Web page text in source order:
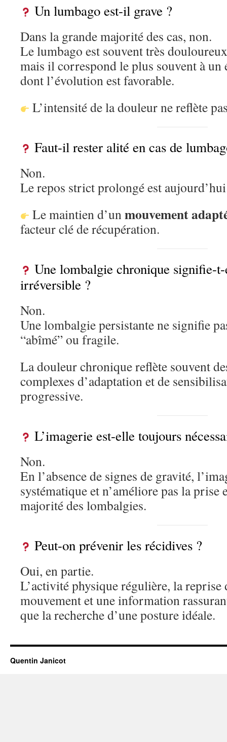
Un lumbago est-il grave ?
Dans la grande majorité des cas, non.
Le lumbago est souvent très
mais il correspond le plus souvent à un
dont l’évolution est favorable.
L’intensité de la douleur ne reflète
Faut-il rester alité en cas de
Non.
Le repos strict prolongé est
Le maintien d’unmouvement
facteur clé de récupération.
Une lombalgie chronique signifie-
irréversible ?
Non.
Une lombalgie persistante ne signifie
“abîmé” ou fragile.
La douleur chronique reflète souvent
complexes d’adaptation et de
progressive.
L’imagerie est-elle toujours
Non.
En l’absence de signes de gravité,
systématique et n’améliore pas la prise
majorité des lombalgies.
Peut-on prévenir les récidives ?
Oui, en partie.
L’activité physique régulière, la reprise
mouvement et une information
que la recherche d’une posture idéale.
Quentin Janicot